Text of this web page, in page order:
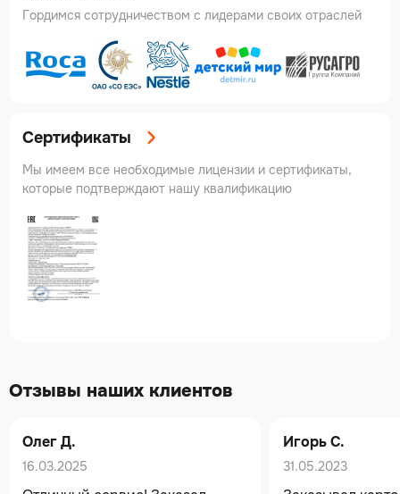
Гордимся сотрудничеством с лидерами своих отраслей
Сертификаты
Мы имеем все необходимые лицензии и сертификаты,
которые подтверждают нашу квалификацию
Отзывы наших клиентов
Олег Д.
16.03.2025
Игорь С.
31.05.2023